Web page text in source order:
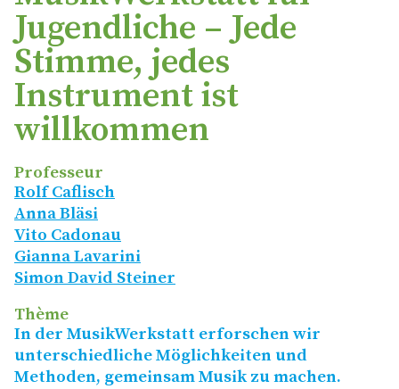
Jugendliche – Jede
Stimme, jedes
Instrument ist
willkommen
Professeur
Rolf Caflisch
Anna Bläsi
Vito Cadonau
Gianna Lavarini
Simon David Steiner
Thème
In der MusikWerkstatt erforschen wir
unterschiedliche Möglichkeiten und
Methoden, gemeinsam Musik zu machen.